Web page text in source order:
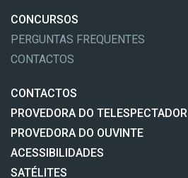
CONCURSOS
PERGUNTAS FREQUENTES
CONTACTOS
CONTACTOS
PROVEDORA DO TELESPECTADOR
PROVEDORA DO OUVINTE
ACESSIBILIDADES
SATÉLITES